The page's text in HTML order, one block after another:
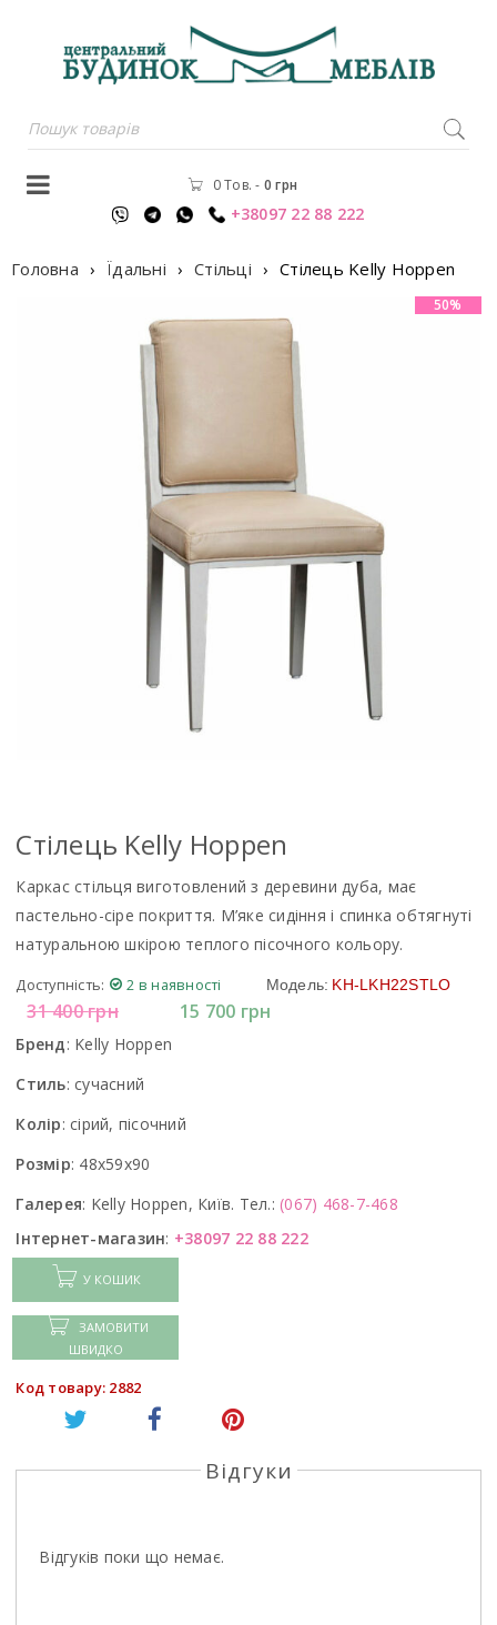
0 Тов. - 0грн
+38097 22 88 222
Головна › Їдальні › Стільці › Стілець Kelly Hoppen
50%
Стілець Kelly Hoppen
Каркас стільця виготовлений з деревини дуба, має
пастельно-сіре покриття. М’яке сидіння і спинка обтягнуті
натуральною шкірою теплого пісочного кольору.
Доступність: 2 в наявності Модель: KH-LKH22STLO
31 400грн 15 700 грн
Бренд: Kelly Hoppen
Стиль: сучасний
Колір: сірий, пісочний
Розмір: 48x59x90
Галерея: Kelly Hoppen, Київ. Тел.: (067) 468-7-468
Інтернет-магазин: +38097 22 88 222
У КОШИК
ЗАМОВИТИ
ШВИДКО
Код товару: 2882
Відгуки
Відгуків поки що немає.